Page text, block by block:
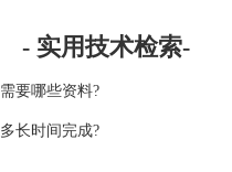
- 实用技术检索-
需要哪些资料?
多长时间完成?